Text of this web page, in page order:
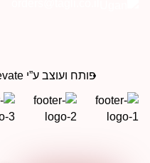
פותח ועוצב ע”י Elevate